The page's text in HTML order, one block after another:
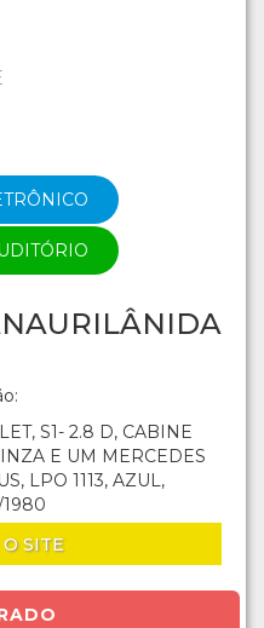
S1- 2.8 D, CABINE
E UM MERCEDES
LPO 1113, AZUL,
1980
SITE